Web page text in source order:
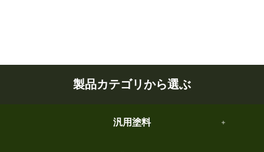
製品カテゴリから選ぶ
汎用塗料